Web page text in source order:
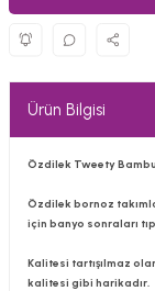
Ürün Bilgisi
Özdilek Tweety
Özdilek bornoz
için banyo sonraları
Kalitesi tartışılmaz
kalitesi gibi harikadır.